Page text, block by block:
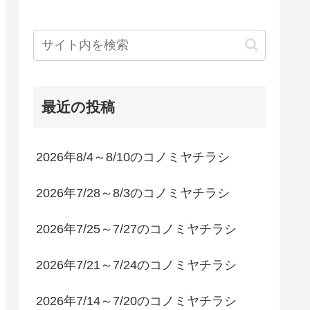
最近の投稿
2026年8/4～8/10のコノミヤチラシ
2026年7/28～8/3のコノミヤチラシ
2026年7/25～7/27のコノミヤチラシ
2026年7/21～7/24のコノミヤチラシ
2026年7/14～7/20のコノミヤチラシ